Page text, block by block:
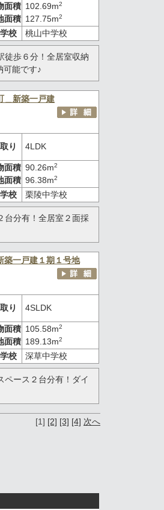
面積
面積
102.69m2
127.75m2
校 桃山中学校
歩６分！全居室収納
可能です♪
＿新築一戸建
り 4LDK
面積
面積
90.26m2
96.38m2
校 栗陵中学校
台分有！全居室２面採
築一戸建１期１号地
り 4SLDK
面積
面積
105.58m2
189.13m2
校 深草中学校
ース２台分有！ダイ
[1] [2] [3] [4] 次へ